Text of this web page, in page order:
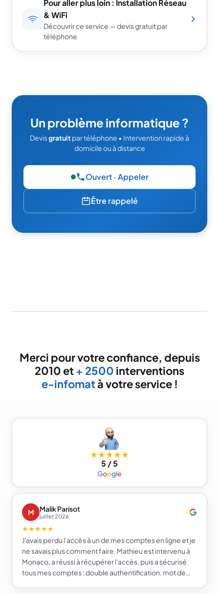
Pour aller plus loin : Installation Réseau
& WiFi
Découvrir ce service — devis gratuit par
téléphone
Un problème informatique ?
Devisgratuitpar téléphone • Intervention rapide à
domicile ou à distance
Ouvert · Appeler— 06 49 95 52 86
Être rappelé
Merci pour votre confiance, depuis
2010 et+ 2500 interventions
e-infomatà votre service !
★★★★★
5 / 5
Google
M Malik Parisot
juillet 2026
★★★★★
J'avais perdu l'accès à un de mes comptes en ligne et je
ne savais plus comment faire. Mathieu est intervenu à
Monaco, a réussi à récupérer l'accès, puis a sécurisé
tous mes comptes : double authentification, mot de